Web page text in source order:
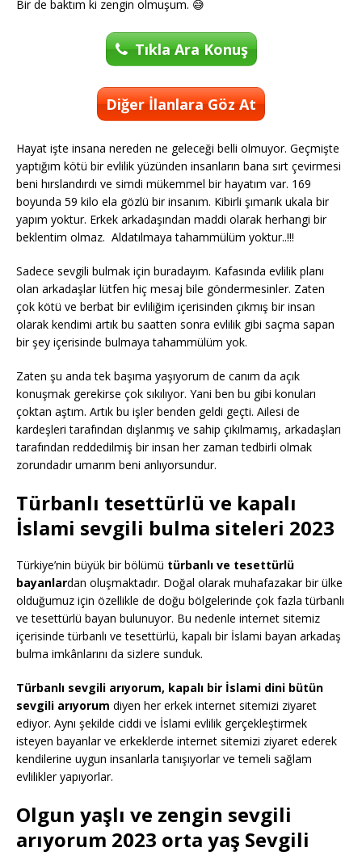
Bir de baktım ki zengin olmuşum. 😅
Tıkla Ara Konuş
Diğer İlanlara Göz At
Hayat işte insana nereden ne geleceği belli olmuyor. Geçmişte
yaptığım kötü bir evlilik yüzünden insanların bana sırt çevirmesi
beni hırslandırdı ve simdi mükemmel bir hayatım var. 169
boyunda 59 kilo ela gözlü bir insanım. Kibirli şımarık ukala bir
yapım yoktur. Erkek arkadaşından maddi olarak herhangi bir
beklentim olmaz. Aldatılmaya tahammülüm yoktur..!!!
Sadece sevgili bulmak için buradayım. Kafasında evlilik planı
olan arkadaşlar lütfen hiç mesaj bile göndermesinler. Zaten
çok kötü ve berbat bir evliliğim içerisinden çıkmış bir insan
olarak kendimi artık bu saatten sonra evlilik gibi saçma sapan
bir şey içerisinde bulmaya tahammülüm yok.
Zaten şu anda tek başıma yaşıyorum de canım da açık
konuşmak gerekirse çok sıkılıyor. Yani ben bu gibi konuları
çoktan aştım. Artık bu işler benden geldi geçti. Ailesi de
kardeşleri tarafından dışlanmış ve sahip çıkılmamış, arkadaşları
tarafından reddedilmiş bir insan her zaman tedbirli olmak
zorundadır umarım beni anlıyorsundur.
Türbanlı tesettürlü ve kapalı
İslami sevgili bulma siteleri 2023
Türkiye’nin büyük bir bölümü türbanlı ve tesettürlü
bayanlardan oluşmaktadır. Doğal olarak muhafazakar bir ülke
olduğumuz için özellikle de doğu bölgelerinde çok fazla türbanlı
ve tesettürlü bayan bulunuyor. Bu nedenle internet sitemiz
içerisinde türbanlı ve tesettürlü, kapalı bir İslami bayan arkadaş
bulma imkânlarını da sizlere sunduk.
Türbanlı sevgili arıyorum, kapalı bir İslami dini bütün
sevgili arıyorum diyen her erkek internet sitemizi ziyaret
ediyor. Aynı şekilde ciddi ve İslami evlilik gerçekleştirmek
isteyen bayanlar ve erkeklerde internet sitemizi ziyaret ederek
kendilerine uygun insanlarla tanışıyorlar ve temeli sağlam
evlilikler yapıyorlar.
Olgun yaşlı ve zengin sevgili
arıyorum 2023 orta yaş Sevgili